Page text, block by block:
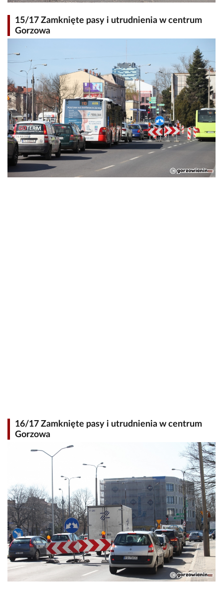
15/17 Zamknięte pasy i utrudnienia w centrum
Gorzowa
16/17 Zamknięte pasy i utrudnienia w centrum
Gorzowa